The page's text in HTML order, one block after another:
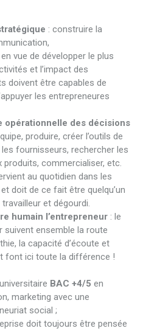
: construire la
vue de développer le plus
et l’impact des
doivent être capables de
les entrepreneures
opérationnelle des décisions
produire, créer l’outils de
fournisseurs, rechercher les
produits, commercialiser, etc.
au quotidien dans les
doit de ce fait être quelqu’un
et dégourdi.
humain l’entrepreneur: le
suivent ensemble la route
la capacité d’écoute et
font ici toute la différence !
BAC +4/5 en
marketing avec une
social ;
doit toujours être pensée